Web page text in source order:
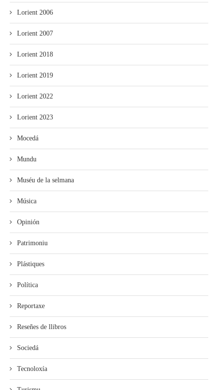
Lorient 2006
Lorient 2007
Lorient 2018
Lorient 2019
Lorient 2022
Lorient 2023
Mocedá
Mundu
Muséu de la selmana
Música
Opinión
Patrimoniu
Plástiques
Política
Reportaxe
Reseñes de llibros
Sociedá
Tecnoloxía